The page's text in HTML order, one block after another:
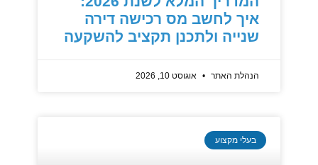
איך לחשב מס רכישה דירה
שנייה ולתכנן תקציב להשקעה
הנהלת האתר אוגוסט 10, 2026
בעלי מקצוע